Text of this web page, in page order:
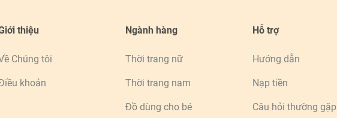
thiệu
Chúng tôi
khoản
Ngành hàng
Thời trang nữ
Thời trang nam
Đồ dùng cho bé
Hỗ trợ
Hướng dẫn
Nạp tiền
Câu hỏi thường gặp